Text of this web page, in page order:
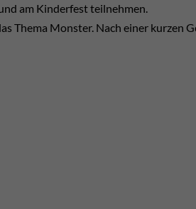
am Kinderfest teilnehmen.
Thema Monster. Nach einer kurzen